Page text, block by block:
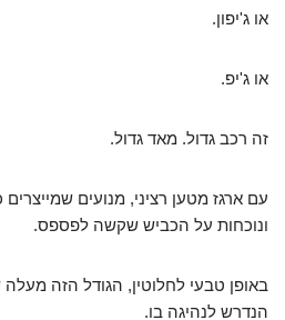
או ג'יפון.
או ג'יפ.
זה רכב גדול. מאד גדול.
עם ארגז מטען רציני, מנועים
ונוכחות על הכביש שקשה לפספס.
באופן טבעי לחלוטין, הגודל הזה מעלה
הנדרש לנהיגה בו.